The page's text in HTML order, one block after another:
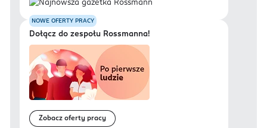
NOWE OFERTY PRACY
Dołącz do zespołu Rossmanna!
Zobacz oferty pracy